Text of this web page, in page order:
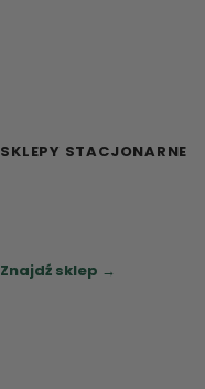
SKLEPY STACJONARNE
Znajdź sklep →